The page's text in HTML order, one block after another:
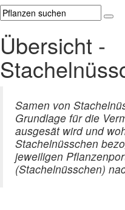
Übersicht -
Samen von
Grundlage für die
ausgesät wird und
Stachelnüsschen
jeweiligen
(Stachelnüsschen)